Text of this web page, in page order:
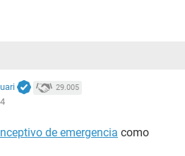
29.005
de emergencia como